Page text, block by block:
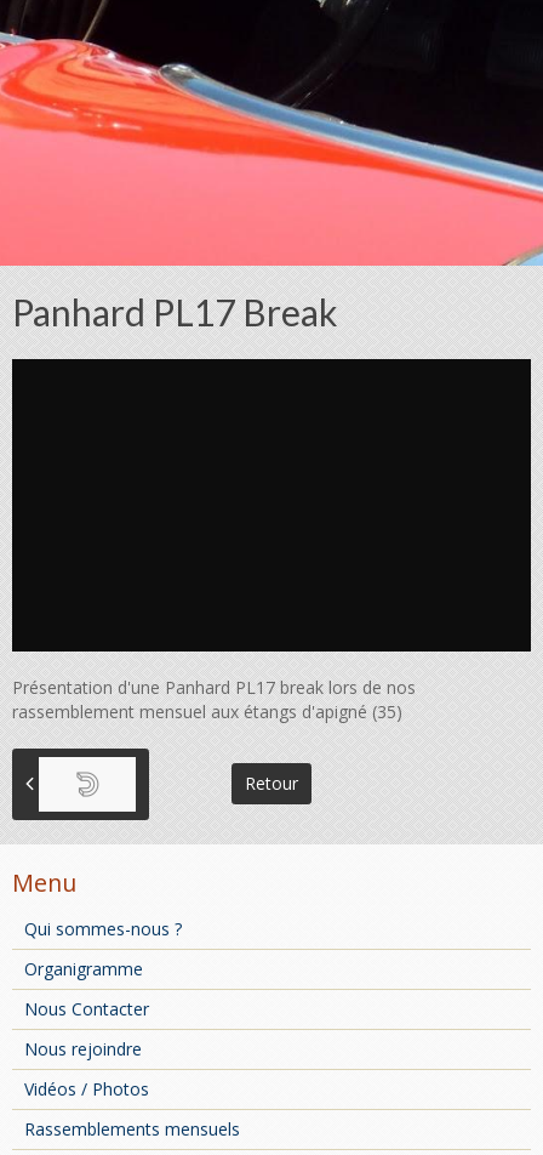
Panhard PL17 Break
Présentation d'une Panhard PL17 break lors de nos
rassemblement mensuel aux étangs d'apigné (35)
Retour
Menu
Qui sommes-nous ?
Organigramme
Nous Contacter
Nous rejoindre
Vidéos / Photos
Rassemblements mensuels